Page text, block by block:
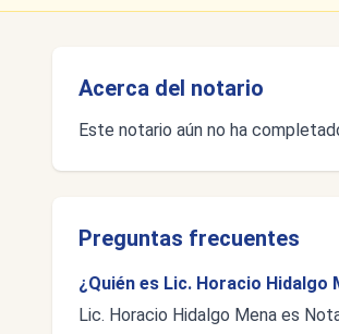
Acerca del notario
Este notario aún no ha
Preguntas frecuentes
¿Quién es Lic. Horacio
Lic. Horacio Hidalgo Mena es